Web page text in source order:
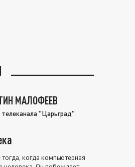
МАЛОФЕЕВ
"Царьград"
когда компьютерная